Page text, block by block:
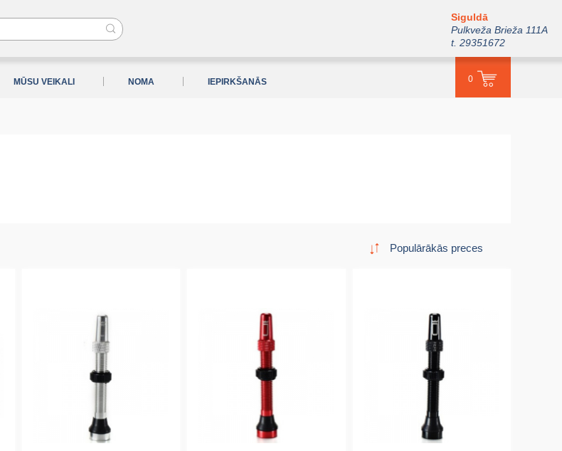
Siguldā
Pulkveža Brieža 111A
t. 29351672
MŪSU VEIKALI NOMA IEPIRKŠANĀS 0
Populārākās preces